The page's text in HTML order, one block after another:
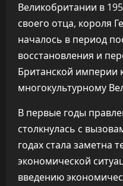
Великобритании в
своего отца, короля
началось в период
восстановления и
Британской империи
многокультурному
В первые годы
столкнулась с
годах стала заметна
экономической
введению